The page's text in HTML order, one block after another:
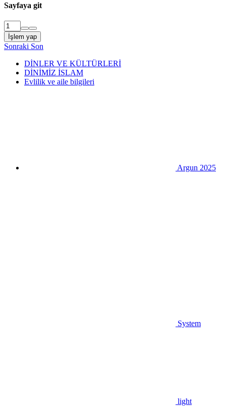
Sayfaya git
İşlem yap
Sonraki Son
DİNLER VE KÜLTÜRLERİ
DİNİMİZ İSLAM
Evlilik ve aile bilgileri
Argun 2025
System
light